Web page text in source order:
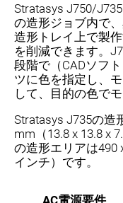
Stratasys J750/
の造形ジョブ内で
造形トレイ上で製
を削減できます。
段階で（CADソフ
ツに色を指定し、
して、目的の色で
Stratasys J735の造
mm（13.8 x 13.8 x
の造形エリアは490
インチ）です。
AC電源要件